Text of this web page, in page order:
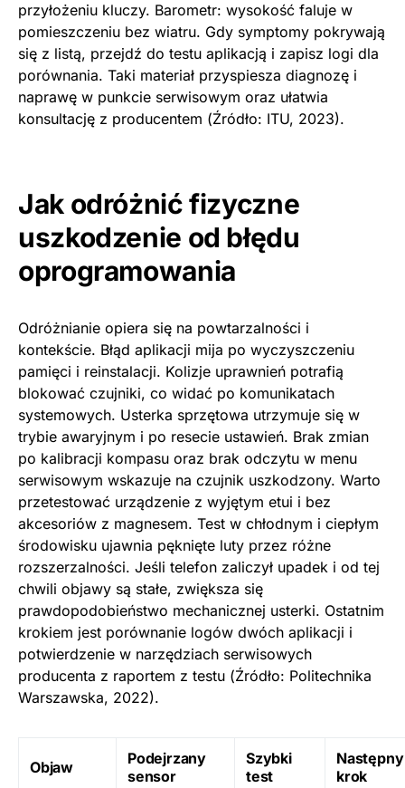
przyłożeniu kluczy. Barometr: wysokość faluje w
pomieszczeniu bez wiatru. Gdy symptomy pokrywają
się z listą, przejdź do testu aplikacją i zapisz logi dla
porównania. Taki materiał przyspiesza diagnozę i
naprawę w punkcie serwisowym oraz ułatwia
konsultację z producentem (Źródło: ITU, 2023).
Jak odróżnić fizyczne
uszkodzenie od błędu
oprogramowania
Odróżnianie opiera się na powtarzalności i
kontekście. Błąd aplikacji mija po wyczyszczeniu
pamięci i reinstalacji. Kolizje uprawnień potrafią
blokować czujniki, co widać po komunikatach
systemowych. Usterka sprzętowa utrzymuje się w
trybie awaryjnym i po resecie ustawień. Brak zmian
po kalibracji kompasu oraz brak odczytu w menu
serwisowym wskazuje na czujnik uszkodzony. Warto
przetestować urządzenie z wyjętym etui i bez
akcesoriów z magnesem. Test w chłodnym i ciepłym
środowisku ujawnia pęknięte luty przez różne
rozszerzalności. Jeśli telefon zaliczył upadek i od tej
chwili objawy są stałe, zwiększa się
prawdopodobieństwo mechanicznej usterki. Ostatnim
krokiem jest porównanie logów dwóch aplikacji i
potwierdzenie w narzędziach serwisowych
producenta z raportem z testu (Źródło: Politechnika
Warszawska, 2022).
Objaw
Podejrzany
sensor
Szybki
test
Następny
krok